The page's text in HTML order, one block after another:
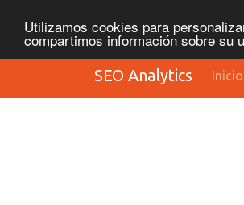
Utilizamos cookies para
compartimos información sobre su
SEO Analytics Inicio